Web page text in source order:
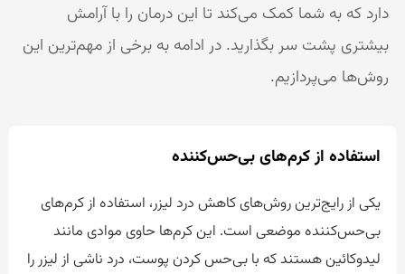
دارد که به شما کمک می‌کند تا این درمان را با آرامش
بیشتری پشت سر بگذارید. در ادامه به برخی از مهم‌ترین این
روش‌ها می‌پردازیم.
استفاده از کرم‌های بی‌حس‌کننده
یکی از رایج‌ترین روش‌های کاهش درد لیزر، استفاده از کرم‌های
بی‌حس‌کننده موضعی است. این کرم‌ها حاوی موادی مانند
لیدوکائین هستند که با بی‌حس کردن پوست، درد ناشی از لیزر را